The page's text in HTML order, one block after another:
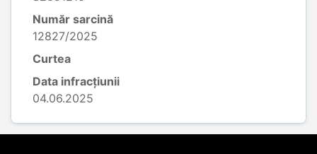
Număr sarcină
12827/2025
Curtea
Data infracțiunii
04.06.2025